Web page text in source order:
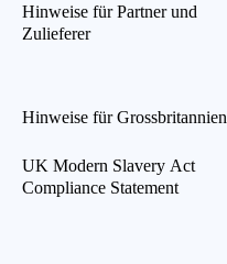
Hinweise für Partner und
Zulieferer
Hinweise für Grossbritannien
UK Modern Slavery Act
Compliance Statement